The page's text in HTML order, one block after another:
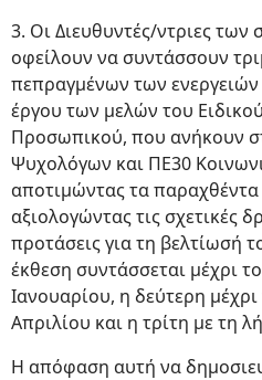
3. Οι Διευθυντές/ντριες
οφείλουν να συντάσσουν
πεπραγμένων των
έργου των μελών του
Προσωπικού, που ανήκουν
Ψυχολόγων και ΠΕ30
αποτιμώντας τα
αξιολογώντας τις σχετικές
προτάσεις για τη βελτίωσή
έκθεση συντάσσεται μέχρι
Ιανουαρίου, η δεύτερη
Απριλίου και η τρίτη με τη
Η απόφαση αυτή να